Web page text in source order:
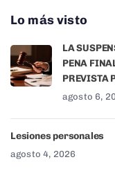
Lo más visto
LA
PENA
PREVISTA
agosto 6,
Lesiones personales
agosto 4, 2026